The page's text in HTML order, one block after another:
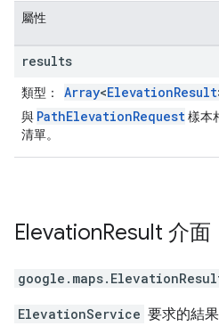
屬性
results
類型： Array<ElevationResult
與 PathElevationRequest樣本
清單。
ElevationResult 介面
google.maps.
ElevationService 要求的結